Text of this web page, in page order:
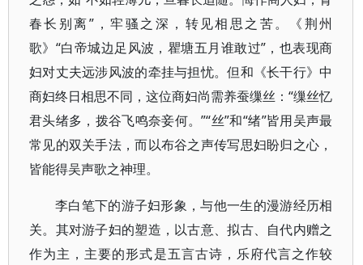
春长别离”，牢骚之深，转见相思之苦。《荆州
歌》“白帝城边足风波，瞿塘五月谁敢过”，也表现商
妇对丈夫远涉风波的牵挂与担忧。但和《长干行》中
商妇终日相思不同，这位商妇尚需养蚕缫丝：“缫丝忆
君头绪多，拨谷飞鸣奈妾何。”“丝”和“绪”皆用吴声最
常见的双关手法，而以布谷之声传写思妇盼归之心，
皆能得吴声歌之神理。
李白笔下的游子妇形象，与他一生的漫游经历相
关。其对游子妇的塑造，以古意、拟古、自代内赠之
作为主，主要的形式是五言古诗，乐府代言之作较